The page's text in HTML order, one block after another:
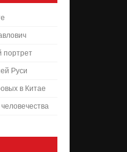
портрет
Руси
в Китае